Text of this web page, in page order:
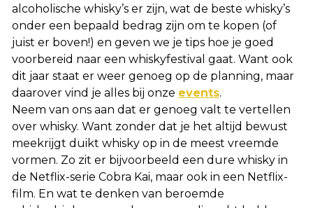
alcoholische whisky’s er zijn, wat de beste whisky’s
onder een bepaald bedrag zijn om te kopen (of
juist er boven!) en geven we je tips hoe je goed
voorbereid naar een whiskyfestival gaat. Want ook
dit jaar staat er weer genoeg op de planning, maar
daarover vind je alles bij onze events.
Neem van ons aan dat er genoeg valt te vertellen
over whisky. Want zonder dat je het altijd bewust
meekrijgt duikt whisky op in de meest vreemde
vormen. Zo zit er bijvoorbeeld een dure whisky in
de Netflix-serie Cobra Kai, maar ook in een Netflix-
film. En wat te denken van beroemde